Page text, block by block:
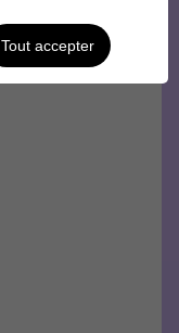
Tout accepter